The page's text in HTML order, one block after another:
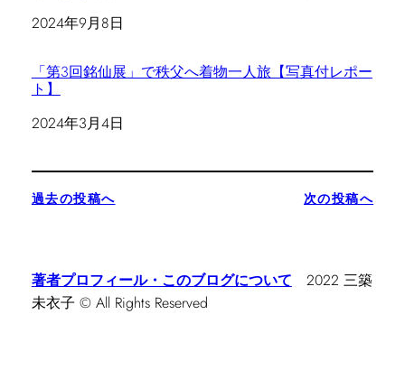
日付
2024年9月8日
「第3回銘仙展」で秩父へ着物一人旅【写真付レポー
ト】
日付
2024年3月4日
過去の投稿へ 次の投稿へ
著者プロフィール・このブログについて 2022 三築
未衣子 © All Rights Reserved